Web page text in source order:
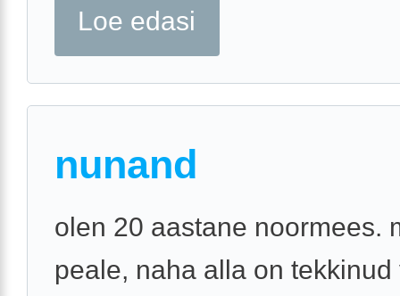
Loe edasi
nunand
olen 20 aastane noormees.
peale, naha alla on tekkinud